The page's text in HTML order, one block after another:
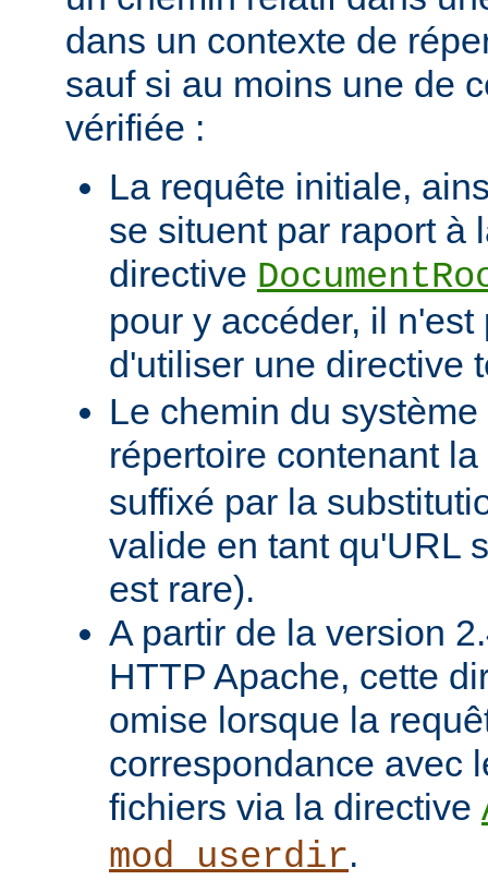
dans un contexte de
sauf si au moins une de
vérifiée :
La requête initiale,
se situent par raport à
directive
pour y accéder, il
d'utiliser une directive
Le chemin du
répertoire contenant la
suffixé par la
valide en tant qu'URL
est rare).
A partir de la version
HTTP Apache, cette
omise lorsque la
correspondance avec
fichiers via la directive
mod_userdir.